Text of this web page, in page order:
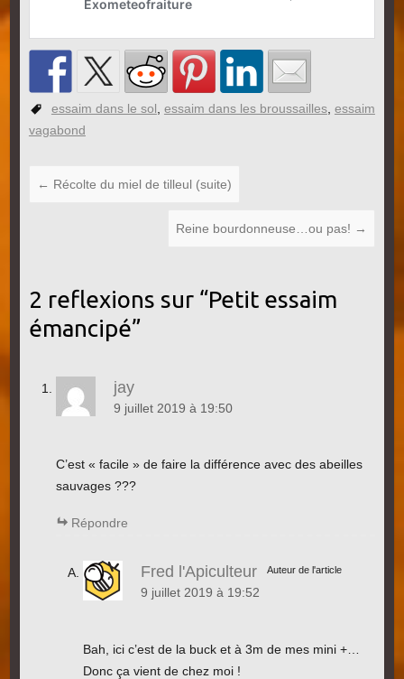
essaim dans le sol essaim dans les broussailles, essaim
vagabond
← Récolte du miel de tilleul (suite)
Reine bourdonneuse…ou pas! →
2 reflexions sur “Petit essaim
émancipé”
jay
9 juillet 2019 à 19:50
C’est « facile » de faire la différence avec des abeilles
sauvages ???
Répondre
Fred l'Apiculteur Auteur de l'article
9 juillet 2019 à 19:52
Bah, ici c’est de la buck et à 3m de mes mini +…
Donc ça vient de chez moi !